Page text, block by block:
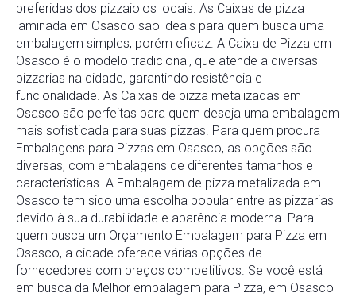
preferidas dos pizzaiolos locais. As Caixas de pizza
laminada em Osasco são ideais para quem busca uma
embalagem simples, porém eficaz. A Caixa de Pizza em
Osasco é o modelo tradicional, que atende a diversas
pizzarias na cidade, garantindo resistência e
funcionalidade. As Caixas de pizza metalizadas em
Osasco são perfeitas para quem deseja uma embalagem
mais sofisticada para suas pizzas. Para quem procura
Embalagens para Pizzas em Osasco, as opções são
diversas, com embalagens de diferentes tamanhos e
características. A Embalagem de pizza metalizada em
Osasco tem sido uma escolha popular entre as pizzarias
devido à sua durabilidade e aparência moderna. Para
quem busca um Orçamento Embalagem para Pizza em
Osasco, a cidade oferece várias opções de
fornecedores com preços competitivos. Se você está
em busca da Melhor embalagem para Pizza, em Osasco